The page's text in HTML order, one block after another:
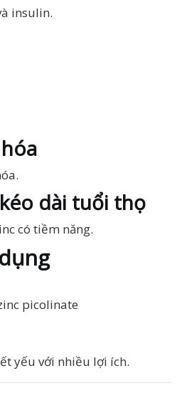
insulin.
dài tuổi thọ
có tiềm năng.
picolinate
yếu với nhiều lợi ích.